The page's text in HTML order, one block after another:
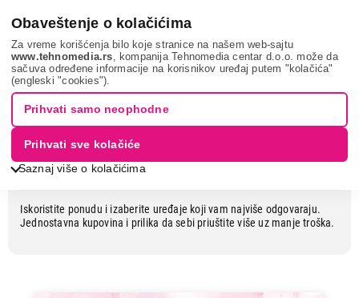
Obaveštenje o kolačićima
Za vreme korišćenja bilo koje stranice na našem web-sajtu
www.tehnomedia.rs , kompanija Tehnomedia centar d.o.o. može da
sačuva određene informacije na korisnikov uređaj putem "kolačića"
(engleski "cookies").
Saznaj više o kolačićima
Prihvati samo neophodne
Prihvati sve kolačiće
Izabrani modeli po nižim cenama
Izabrani modeli po nižim cenama
Proleće je pravo vreme za osveženje i novu rutinu. Pronađite aparate
Iskoristite ponudu i izaberite uređaje koji vam najviše odgovaraju.
Jednostavna kupovina i prilika da sebi priuštite više uz manje troška.